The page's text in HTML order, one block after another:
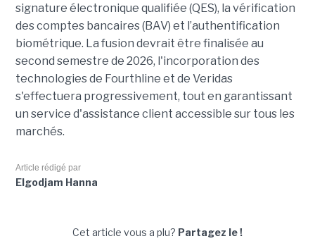
signature électronique qualifiée (QES), la vérification
des comptes bancaires (BAV) et l’authentification
biométrique. La fusion devrait être finalisée au
second semestre de 2026, l'incorporation des
technologies de Fourthline et de Veridas
s'effectuera progressivement, tout en garantissant
un service d'assistance client accessible sur tous les
marchés.
Article rédigé par
Elgodjam Hanna
Cet article vous a plu? Partagez le !